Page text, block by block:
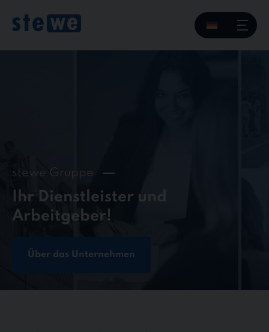
content
stewe Gruppe
Ihr Dienstleister und
Arbeitgeber!
Über das Unternehmen